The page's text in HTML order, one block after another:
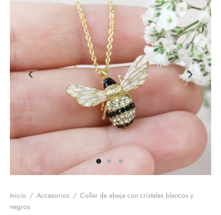
Inicio / Accesorios / Collar de abeja con cristales blancos y
negros
y Caminos Artesanales